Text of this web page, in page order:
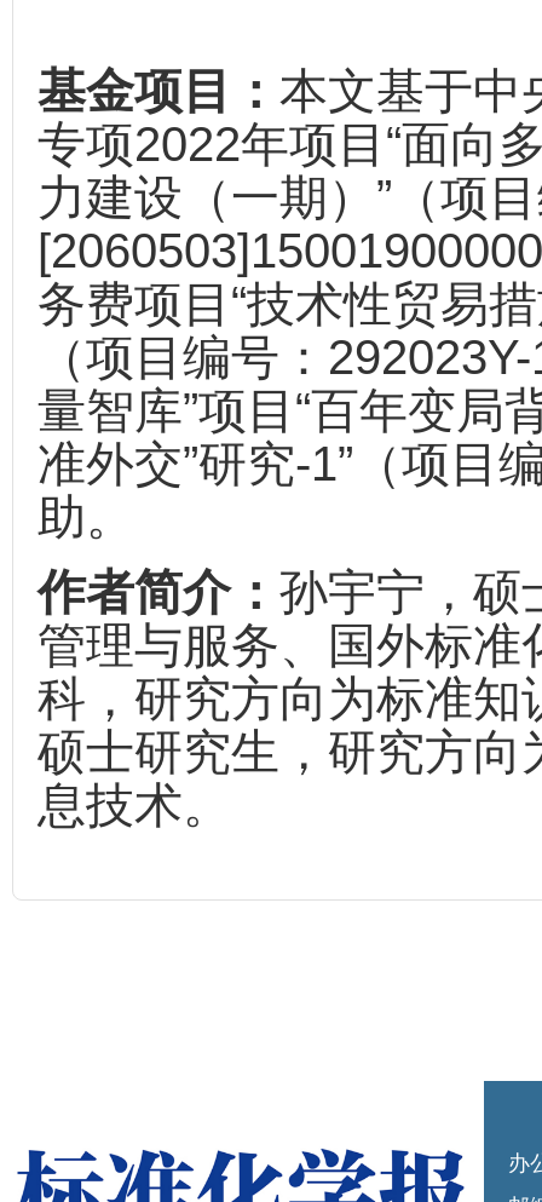
基金项目： 本文基于中
专项2022年项目“面向
力建设（一期）”（项
务费项目“技术性贸易
（项目编号：
量智库”项目“百年变局
准外交”研究-1”（项目
助。
作者简介： 孙宇宁，硕
管理与服务、国外标
科，研究方向为标准
硕士研究生，研究方
息技术。
办